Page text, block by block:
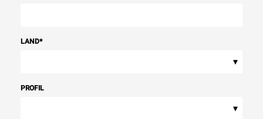
LAND*
▾
PROFIL
▾